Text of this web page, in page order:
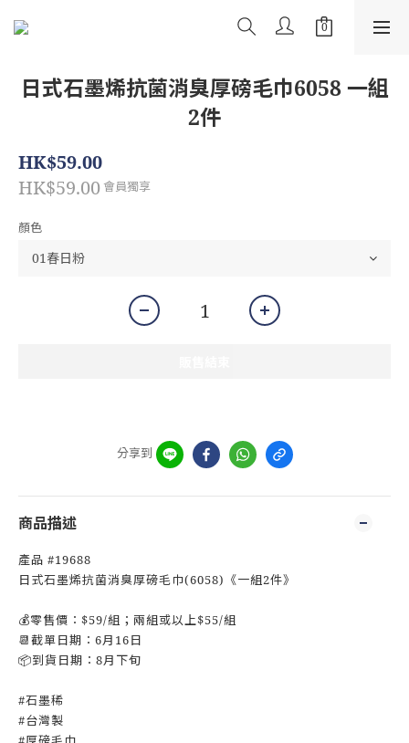
日式石墨烯抗菌消臭厚磅毛巾6058 一組
2件
HK$59.00
HK$59.00 會員獨享
顏色
分享到
商品描述
產品 #19688
日式石墨烯抗菌消臭厚磅毛巾(6058)《一組2件》
💰零售價：$59/組；兩組或以上$55/組
📆截單日期：6月16日
📦到貨日期：8月下旬
#石墨稀
#台灣製